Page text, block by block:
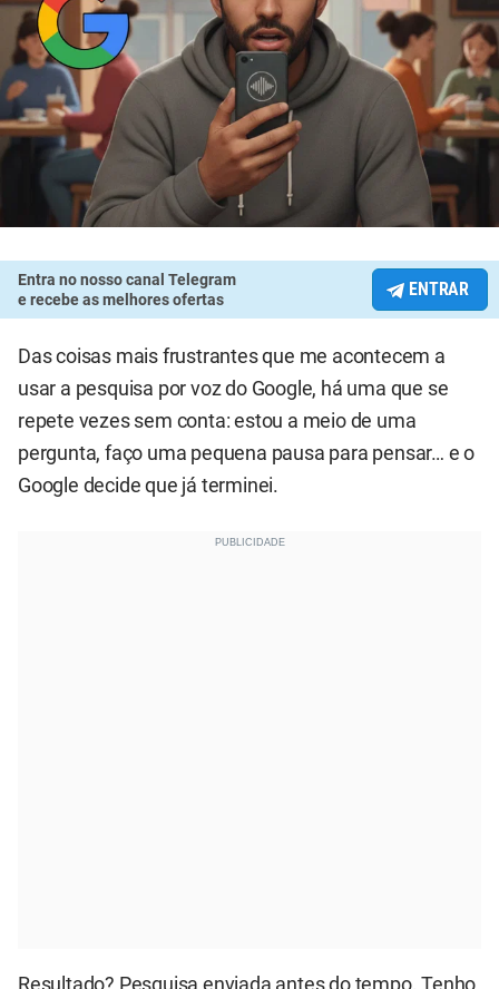
Entra no nosso canal Telegram
e recebe as melhores ofertas
ENTRAR
Das coisas mais frustrantes que me acontecem a
usar a pesquisa por voz do Google, há uma que se
repete vezes sem conta: estou a meio de uma
pergunta, faço uma pequena pausa para pensar… e o
Google decide que já terminei.
Resultado? Pesquisa enviada antes do tempo. Tenho